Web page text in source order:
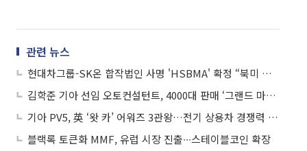
관련 뉴스
현대차그룹-SK온 합작법인 사명 'HSBMA' 확정 “북미 공략 강화”
김학준 기아 선임 오토컨설턴트, 4000대 판매 ‘그랜드 마스터’ 등극
기아 PV5, 英 ‘왓 카’ 어워즈 3관왕…전기 상용차 경쟁력 입증
블랙록 토큰화 MMF, 유럽 시장 진출∙∙∙스테이블코인 확장